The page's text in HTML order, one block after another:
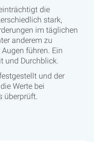
die
stark,
im täglichen
anderem zu
führen. Ein
und Durchblick.
und der
Werte bei
überprüft.